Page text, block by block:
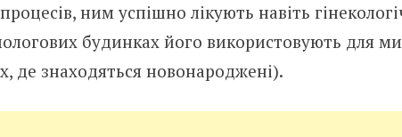
ним успішно лікують навіть
будинках його використовують для
де знаходяться новонароджені).